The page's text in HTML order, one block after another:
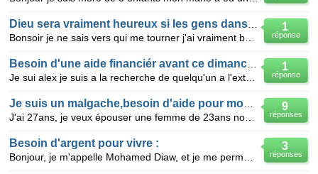
1
réponse
1
réponse
9
réponses
3
réponses
Besoin d'argent pour vivre :